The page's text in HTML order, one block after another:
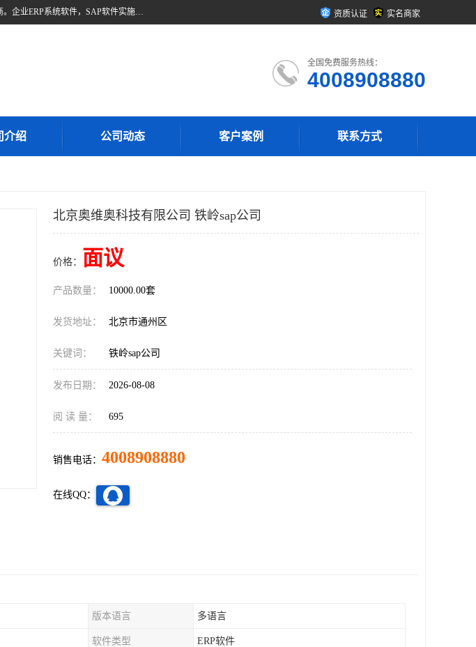
北京奥维奥，是全球企业管理解决方案的提供商SAP(思爱普)亚太区授权服务商领军者，SAP金牌服务商和代理商。企业ERP系统软件，SAP软件实施，17年来服务客户1500多家。提供SAP Business One，SAP Business ByDesign，SAP S/4HANA Cloud，SAP Analytics Cloud （分析云）等产品与解决方案。咨询专线：400-890-8880 资质认证 实名商家
全国免费服务热线：
4008908880
介绍 公司动态 客户案例 联系方式
北京奥维奥科技有限公司 铁岭sap公司
价格： 面议
产品数量： 10000.00套
发货地址： 北京市通州区
关键词： 铁岭sap公司
发布日期： 2026-08-08
阅 读 量： 695
销售电话： 4008908880
在线QQ：
版本语言 多语言
软件类型 ERP软件